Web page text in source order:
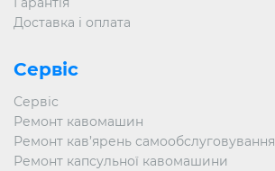
Доставка і оплата
Сервіс
Сервіс
Ремонт кавомашин
Ремонт кав’ярень самообслуговування
Ремонт капсульної кавомашини